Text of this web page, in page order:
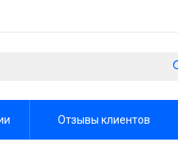
Отзывы клиентов